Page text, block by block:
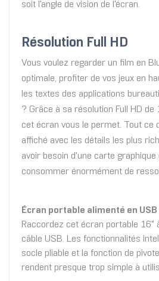
soit l'angle de vision de l'écran.
Résolution Full HD
Vous voulez regarder un film en
optimale, profiter de vos jeux en
les textes des applications
? Grâce à sa résolution Full HD
cet écran vous le permet. Tout ce
affiché avec les détails les plus
avoir besoin d'une carte
consommer énormément de
Écran portable alimenté en USB
Raccordez cet écran portable 16"
câble USB. Les fonctionnalités
socle pliable et la fonction de
rendent presque trop simple à